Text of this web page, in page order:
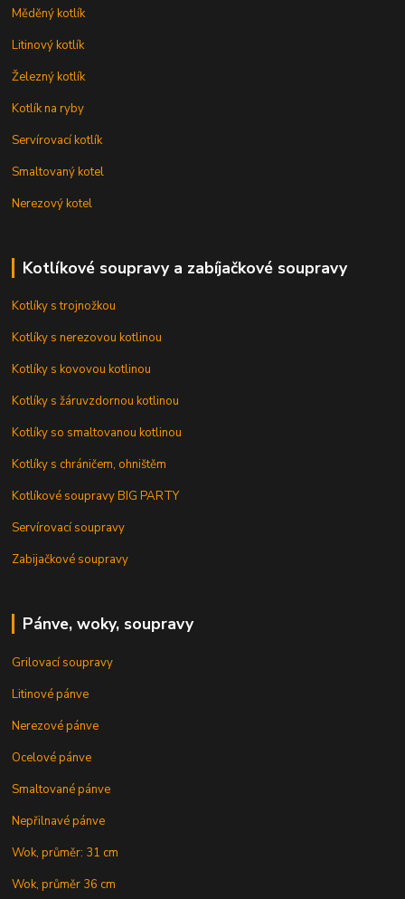
Měděný kotlík
Litinový kotlík
Železný kotlík
Kotlík na ryby
Servírovací kotlík
Smaltovaný kotel
Nerezový kotel
Kotlíkové soupravy a zabíjačkové soupravy
Kotlíky s trojnožkou
Kotlíky s nerezovou kotlinou
Kotlíky s kovovou kotlinou
Kotlíky s žáruvzdornou kotlinou
Kotlíky so smaltovanou kotlinou
Kotlíky s chráničem, ohništěm
Kotlíkové soupravy BIG PARTY
Servírovací soupravy
Zabijačkové soupravy
Pánve, woky, soupravy
Grilovací soupravy
Litinové pánve
Nerezové pánve
Ocelové pánve
Smaltované pánve
Nepřilnavé pánve
Wok, průměr: 31 cm
Wok, průměr 36 cm